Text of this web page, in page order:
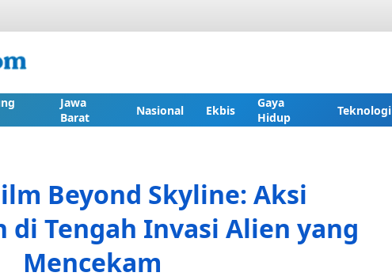
Jawa
Barat
Nasional Ekbis
Gaya
Hidup
Teknologi
Beyond Skyline: Aksi
di Tengah Invasi Alien yang
Mencekam